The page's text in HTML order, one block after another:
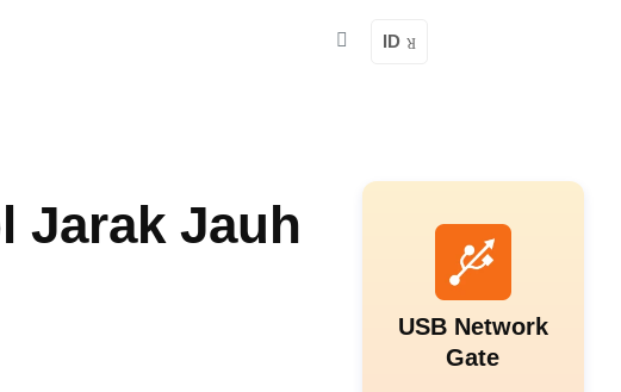
ID
Jarak Jauh
USB Network
Gate